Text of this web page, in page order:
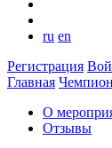
ru en
Регистрация
Главная
О
Отзывы